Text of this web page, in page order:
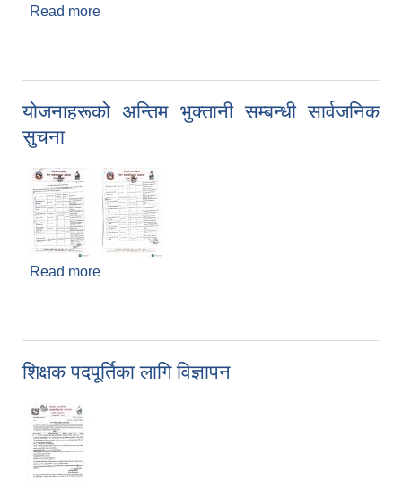
Read more
योजनाहरूको अन्तिम भुक्तानी सम्बन्धी सार्वजनिक
सुचना
Read more
शिक्षक पदपूर्तिका लागि विज्ञापन